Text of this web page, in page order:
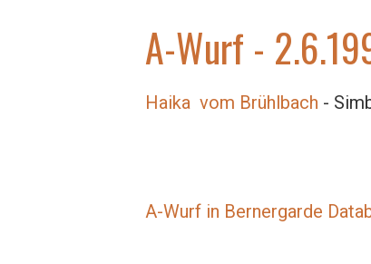
A-Wurf -
Haika vom Brühlbach -
A-Wurf in Bernergarde